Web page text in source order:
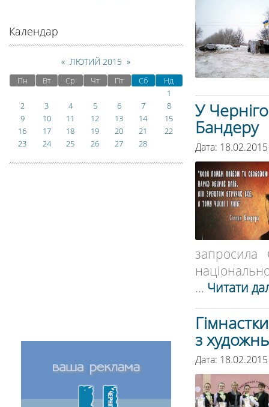
У
Бандеру
Дата:
запросила
... Читати
з
Дата:
Календар
« ЛЮТИЙ 2015 »
Пн Вт Ср Чт Пт Сб
Нд
1
2
3 4 5 6 7
8
9
10 11 12 13 14
15
16
17 18 19 20 21
22
23
24 25 26 27 28